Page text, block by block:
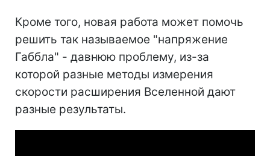
Кроме того, новая работа может помочь
решить так называемое "напряжение
Габбла" - давнюю проблему, из-за
которой разные методы измерения
скорости расширения Вселенной дают
разные результаты.